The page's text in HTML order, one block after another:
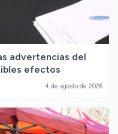
advertencias del
efectos
4 de agosto de 2026